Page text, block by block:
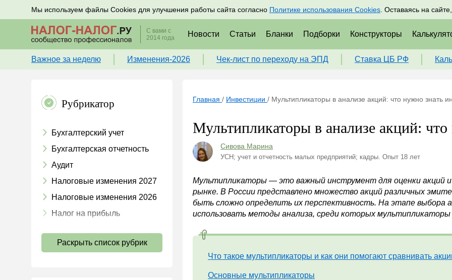
Мы используем файлы Cookies для улучшения работы сайта согласно Политике использования Cookies . Оставаясь на
Подписывайтесь на новости по налогам, учету и кадрам Подписаться
С вами с
2014 года
Новости Статьи Бланки Подборки Конструкторы
Важное за неделю Изменения-2026 Чек-лист по переходу на ЭПД Ставка ЦБ РФ
Рубрикатор
Бухгалтерский учет
Бухгалтерская отчетность
Аудит
Налоговые изменения 2027
Налоговые изменения 2026
Налог на прибыль
Страховые взносы 2026
Раскрыть список рубрик
Главная / Инвестиции / Мультипликаторы в анализе акций: что нужно знать
Мультипликаторы в анализе акций:
Сивова Марина
УСН; учет и отчетность малых предприятий; кадры. Опыт 18 лет
Мультипликаторы — это важный инструмент для оценки акций и
рынке. В России представлено множество акций различных
быть сложно определить их перспективность. На этапе выбора
использовать методы анализа, среди которых
Что такое мультипликаторы и как они помогают сравнивать
Основные мультипликаторы